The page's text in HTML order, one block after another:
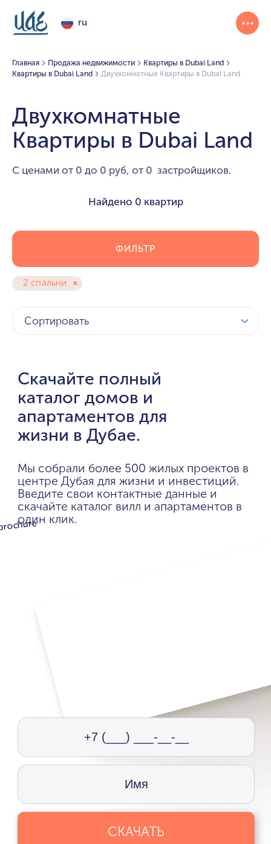
ru
Главная Продажа недвижимости
Квартиры в Dubai Land
Квартиры в Dubai Land
Двухкомнатные Квартиры в Dubai Land
Двухкомнатные
Квартиры в Dubai Land
С ценами от 0 до 0 руб, от 0 застройщиков.
Найдено 0 квартир
2 спальни
ФИЛЬТР
Сортировать
Скачайте полный
каталог домов и
апартаментов для
жизни в Дубае.
Мы собрали более 500 жилых проектов в
центре Дубая для жизни и инвестиций.
Введите свои контактные данные и
скачайте каталог вилл и апартаментов в
один клик.
СКАЧАТЬ